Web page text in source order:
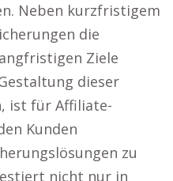
Neben kurzfristigem
die
Ziele
dieser
ist für Affiliate-
Kunden
zu
nicht nur in